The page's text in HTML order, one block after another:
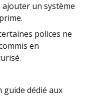
ajouter un système
polices ne
en
dédié aux